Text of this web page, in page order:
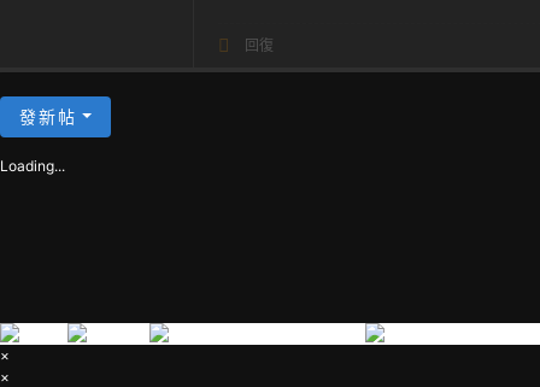
回復
發新帖
Loading...
×
×